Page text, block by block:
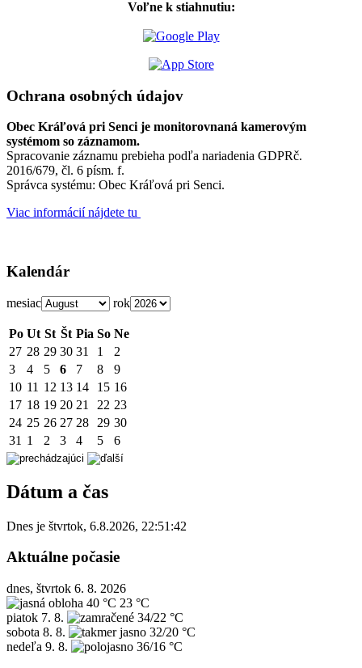
Voľne k stiahnutiu:
Ochrana osobných údajov
Obec Kráľová pri Senci je monitorovnaná kamerovým
systémom so záznamom.
Spracovanie záznamu prebieha podľa nariadenia GDPRč.
2016/679, čl. 6 písm. f.
Správca systému: Obec Kráľová pri Senci.
Viac informácií nájdete tu
Kalendár
mesiac rok
Po Ut St Št Pia So Ne
27 28 29 30 31 1
2
3
4 5 6 7 8
9
10 11 12 13 14 15 16
17 18 19 20 21 22 23
24 25 26 27 28 29 30
31 1 2 3 4 5 6
Dátum a čas
Dnes je štvrtok, 6.8.2026, 22:51:42
Aktuálne počasie
dnes, štvrtok 6. 8. 2026
40 °C 23 °C
piatok 7. 8.
34/22 °C
sobota 8. 8.
32/20 °C
nedeľa 9. 8. 36/16 °C